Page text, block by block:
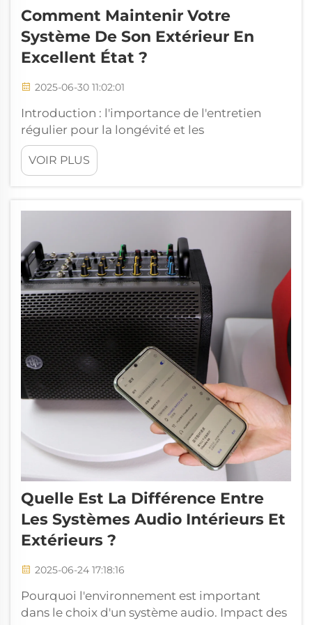
Comment Maintenir Votre
Système De Son Extérieur En
Excellent État ?
2025-06-30 11:02:01
Introduction : l'importance de l'entretien
régulier pour la longévité et les
performances. Tout comme n'importe quel
produit installé, la clé pour que votre système
sonore extérieur dure longtemps et
l'entretien. Chacune de ces pièces, i...
VOIR PLUS
Quelle Est La Différence Entre
Les Systèmes Audio Intérieurs Et
Extérieurs ?
2025-06-24 17:18:16
Pourquoi l'environnement est important
dans le choix d'un système audio. Impact des